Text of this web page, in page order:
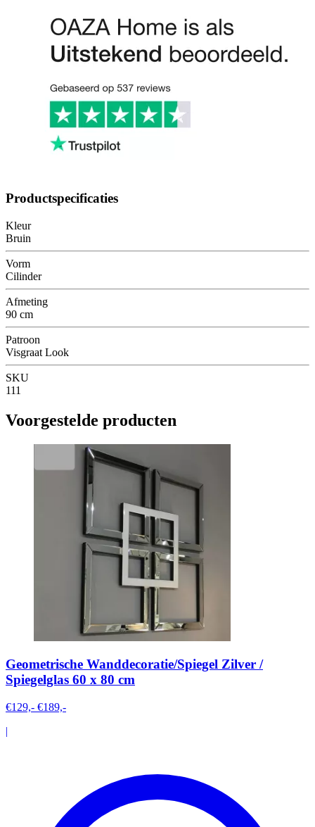
Productspecificaties
Kleur
Bruin
Vorm
Cilinder
Afmeting
90 cm
Patroon
Visgraat Look
SKU
111
Voorgestelde producten
Geometrische Wanddecoratie/Spiegel Zilver /
Spiegelglas 60 x 80 cm
€129,- €189,-
|